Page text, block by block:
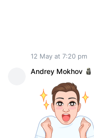
12 May at 7:20 pm
Andrey Mokhov